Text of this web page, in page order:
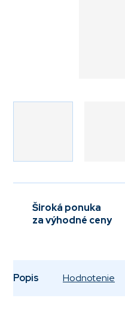
Široká ponuka
za výhodné ceny
Popis Hodnotenie